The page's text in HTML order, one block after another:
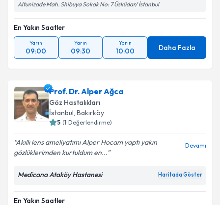
Altunizade Mah. Shibuya Sokak No: 7 Üsküdar/ İstanbul
En Yakın Saatler
Yarın
09:00
Yarın
09:30
Yarın
10:00 Daha Fazla
Prof. Dr. Alper Ağca
Göz Hastalıkları
İstanbul, Bakırköy
5 (1 Değerlendirme)
Akıllı lens ameliyatımı Alper Hocam yaptı yakın
gözlüklerimden kurtuldum en...
Devamı
Medicana Ataköy Hastanesi Haritada Göster
En Yakın Saatler